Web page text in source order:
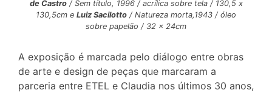
de Castro/ Sem título, 1996 / acrílica sobre tela / 130,5 x
130,5cm e Luiz Sacilotto / Natureza morta,1943 / óleo
sobre papelão / 32 x 24cm
A exposição é marcada pelo diálogo entre obras
de arte e design de peças que marcaram a
parceria entre ETEL e Claudia nos últimos 30 anos,